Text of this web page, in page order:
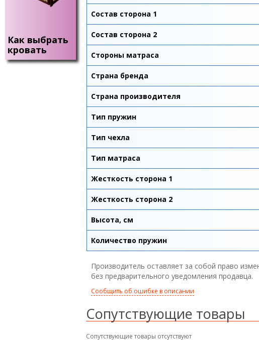
Как выбрать
кровать
Состав сторона 1
Состав сторона 2
Стороны матраса
Страна бренда
Страна производителя
Тип пружин
Тип чехла
Тип матраса
Жесткость сторона 1
Жесткость сторона 2
Высота, см
Количество пружин
Производитель оставляет за собой право
без предварительного уведомления продавца.
Сообщить об ошибке в описании
Сопутствующие товары
Сопутствующие товары отсутствуют